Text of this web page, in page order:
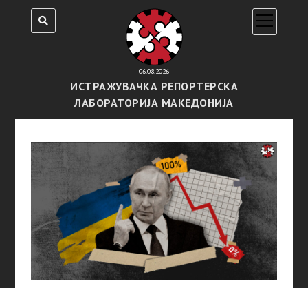
06.08.2026
ИСТРАЖУВАЧКА РЕПОРТЕРСКА
ЛАБОРАТОРИЈА МАКЕДОНИЈА
open
menu